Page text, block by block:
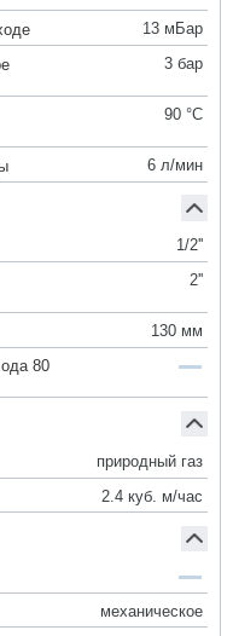
13 мБар
3 бар
90 °C
6 л/мин
1/2''
2''
130 мм
80
природный газ
2.4 куб. м/час
механическое